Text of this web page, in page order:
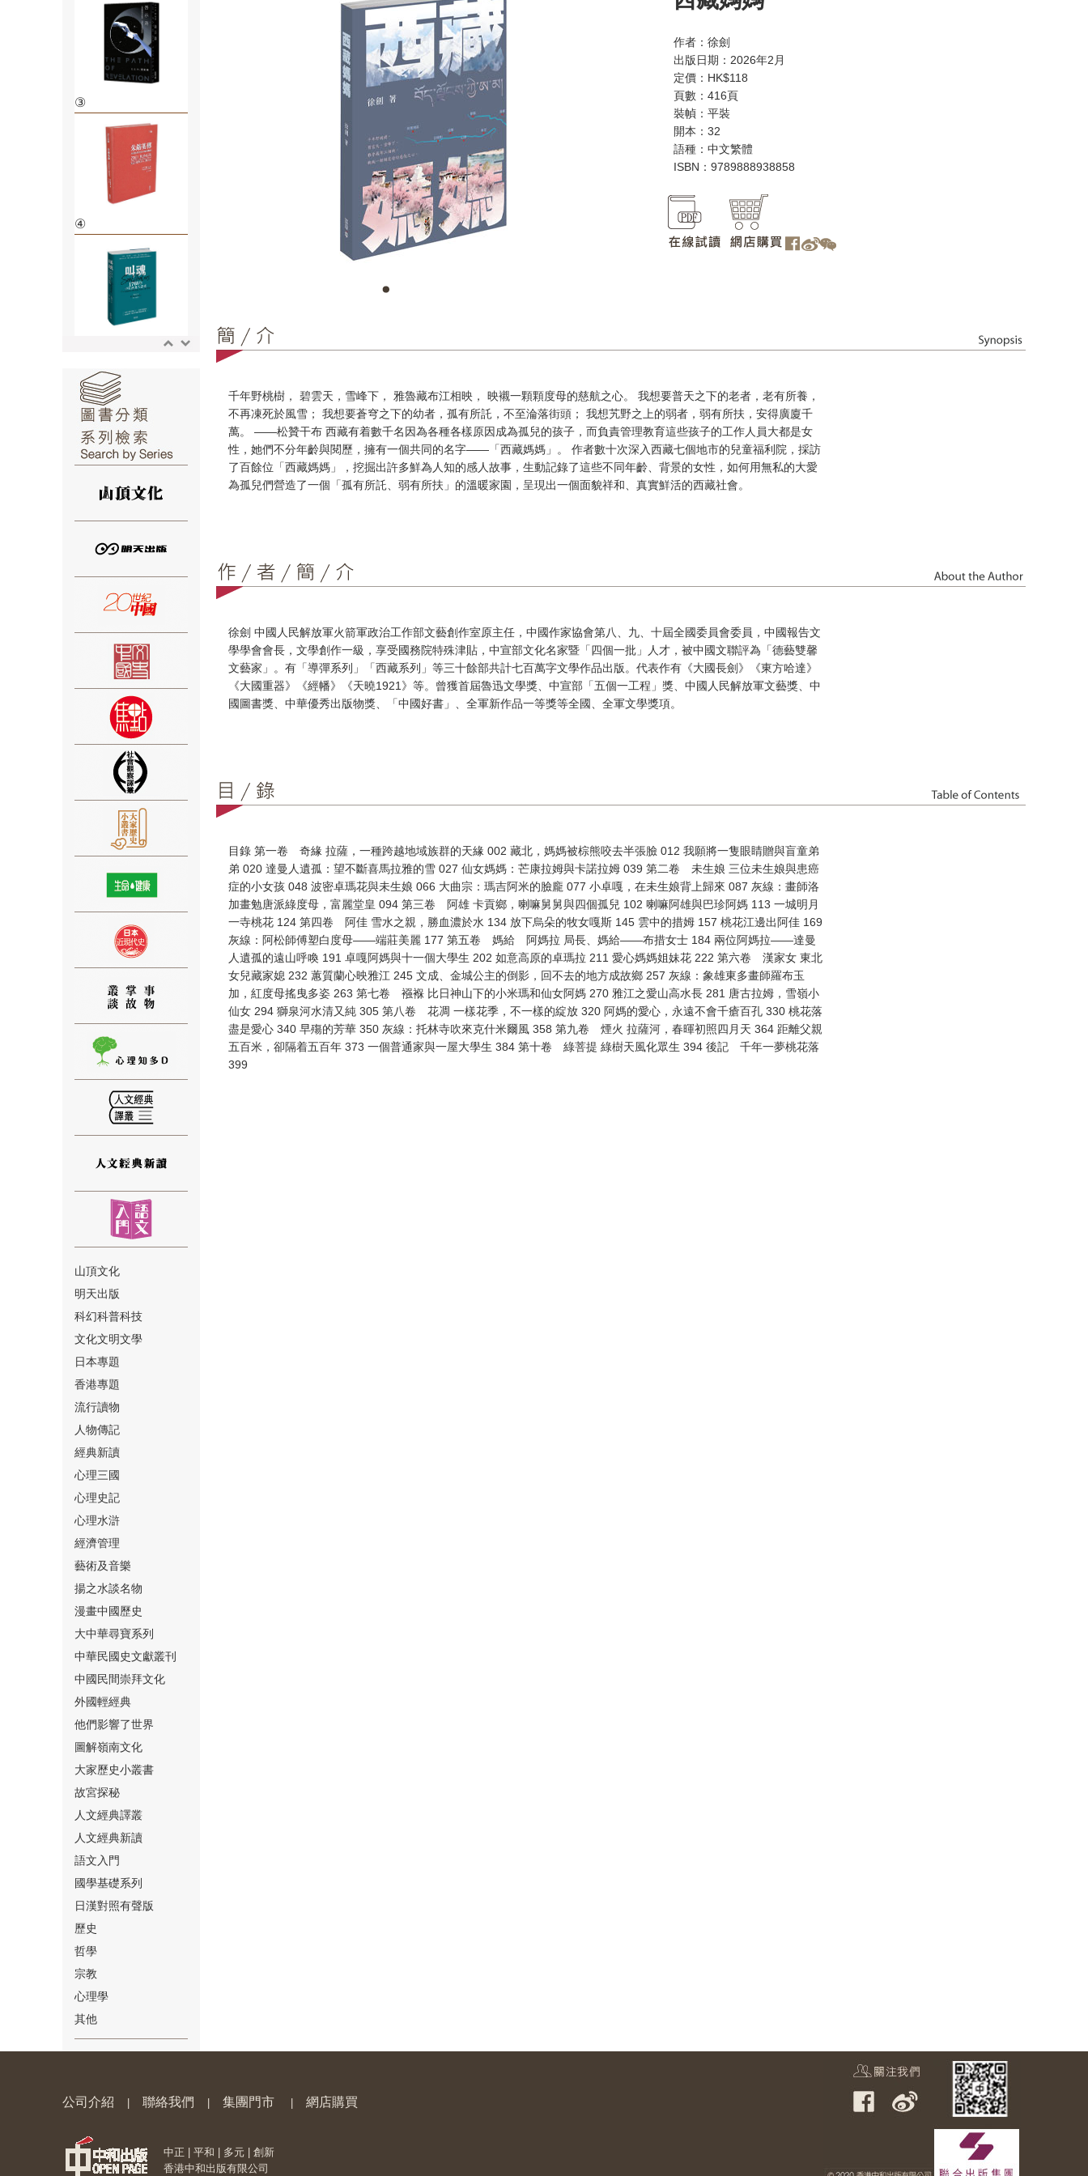
③
④
⑥
⑫
⑬
⑭
⑮
⑯
⑰
⑱
⑳
山頂文化
明天出版
科幻科普科技
文化文明文學
日本專題
香港專題
流行讀物
人物傳記
經典新讀
心理三國
心理史記
心理水滸
經濟管理
藝術及音樂
揚之水談名物
漫畫中國歷史
大中華尋寶系列
中華民國史文獻叢刊
中國民間崇拜文化
外國輕經典
他們影響了世界
圖解嶺南文化
大家歷史小叢書
故宮探秘
人文經典譯叢
人文經典新讀
語文入門
國學基礎系列
日漢對照有聲版
歷史
哲學
宗教
心理學
其他
作者：徐劍
出版日期：2026年2月
定價：HK$118
頁數：416頁
裝幀：平裝
開本：32
語種：中文繁體
ISBN：9789888938858
千年野桃樹， 碧雲天，雪峰下， 雅魯藏布江相映， 映襯一顆顆度母的慈航之心。 我想要普天之下的老者，老有所養，
不再凍死於風雪； 我想要蒼穹之下的幼者，孤有所託，不至淪落街頭； 我想艽野之上的弱者，弱有所扶，安得廣廈千
萬。 ――松贊干布 西藏有着數千名因為各種各樣原因成為孤兒的孩子，而負責管理教育這些孩子的工作人員大都是女
性，她們不分年齡與閱歷，擁有一個共同的名字――「西藏媽媽」。 作者數十次深入西藏七個地市的兒童福利院，採訪
了百餘位「西藏媽媽」，挖掘出許多鮮為人知的感人故事，生動記錄了這些不同年齡、背景的女性，如何用無私的大愛
為孤兒們營造了一個「孤有所託、弱有所扶」的溫暖家園，呈現出一個面貌祥和、真實鮮活的西藏社會。
徐劍 中國人民解放軍火箭軍政治工作部文藝創作室原主任，中國作家協會第八、九、十屆全國委員會委員，中國報告文
學學會會長，文學創作一級，享受國務院特殊津貼，中宣部文化名家暨「四個一批」人才，被中國文聯評為「德藝雙馨
文藝家」。有「導彈系列」「西藏系列」等三十餘部共計七百萬字文學作品出版。代表作有《大國長劍》《東方哈達》
《大國重器》《經幡》《天曉1921》等。曾獲首屆魯迅文學獎、中宣部「五個一工程」獎、中國人民解放軍文藝獎、中
國圖書獎、中華優秀出版物獎、「中國好書」、全軍新作品一等獎等全國、全軍文學獎項。
目錄 第一卷 奇緣 拉薩，一種跨越地域族群的天緣 002 藏北，媽媽被棕熊咬去半張臉 012 我願將一隻眼睛贈與盲童弟
弟 020 達曼人遺孤：望不斷喜馬拉雅的雪 027 仙女媽媽：芒康拉姆與卡諾拉姆 039 第二卷 未生娘 三位未生娘與患癌
症的小女孩 048 波密卓瑪花與未生娘 066 大曲宗：瑪吉阿米的臉龐 077 小卓嘎，在未生娘背上歸來 087 灰線：畫師洛
加畫勉唐派綠度母，富麗堂皇 094 第三卷 阿雄 卡貢鄉，喇嘛舅舅與四個孤兒 102 喇嘛阿雄與巴珍阿媽 113 一城明月
一寺桃花 124 第四卷 阿佳 雪水之親，勝血濃於水 134 放下烏朵的牧女嘎斯 145 雲中的措姆 157 桃花江邊出阿佳 169
灰線：阿松師傅塑白度母——端莊美麗 177 第五卷 媽給 阿媽拉 局長、媽給——布措女士 184 兩位阿媽拉——達曼
人遺孤的遠山呼喚 191 卓嘎阿媽與十一個大學生 202 如意高原的卓瑪拉 211 愛心媽媽姐妹花 222 第六卷 漢家女 東北
女兒藏家媳 232 蕙質蘭心映雅江 245 文成、金城公主的倒影，回不去的地方成故鄉 257 灰線：象雄東多畫師羅布玉
加，紅度母搖曳多姿 263 第七卷 襁褓 比日神山下的小米瑪和仙女阿媽 270 雅江之愛山高水長 281 唐古拉姆，雪嶺小
仙女 294 獅泉河水清又純 305 第八卷 花凋 一樣花季，不一樣的綻放 320 阿媽的愛心，永遠不會千瘡百孔 330 桃花落
盡是愛心 340 早殤的芳華 350 灰線：托林寺吹來克什米爾風 358 第九卷 煙火 拉薩河，春暉初照四月天 364 距離父親
五百米，卻隔着五百年 373 一個普通家與一屋大學生 384 第十卷 綠菩提 綠樹天風化眾生 394 後記 千年一夢桃花落
399
公司介紹 聯絡我們 集團門市 網店購買
中正 | 平和 | 多元 | 創新
香港中和出版有限公司